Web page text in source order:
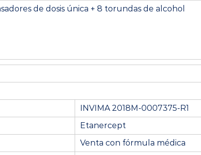
de dosis única + 8 torundas de alcohol
INVIMA 2018M-0007375-R1
Etanercept
Venta con fórmula médica